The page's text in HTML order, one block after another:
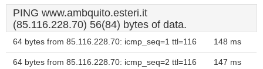
PING www.ambquito.esteri.it
(85.116.228.70) 56(84) bytes of data.
64 bytes from 85.116.228.70: icmp_seq=1 ttl=116 148 ms
64 bytes from 85.116.228.70: icmp_seq=2 ttl=116 147 ms